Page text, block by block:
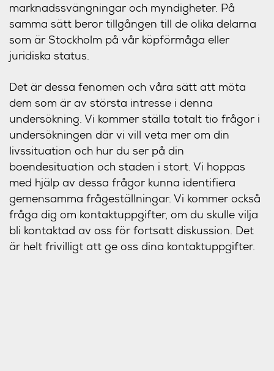
marknadssvängningar och myndigheter. På
samma sätt beror tillgången till de olika delarna
som är Stockholm på vår köpförmåga eller
juridiska status.
Det är dessa fenomen och våra sätt att möta
dem som är av största intresse i denna
undersökning. Vi kommer ställa totalt tio frågor i
undersökningen där vi vill veta mer om din
livssituation och hur du ser på din
boendesituation och staden i stort. Vi hoppas
med hjälp av dessa frågor kunna identifiera
gemensamma frågeställningar. Vi kommer också
fråga dig om kontaktuppgifter, om du skulle vilja
bli kontaktad av oss för fortsatt diskussion. Det
är helt frivilligt att ge oss dina kontaktuppgifter.